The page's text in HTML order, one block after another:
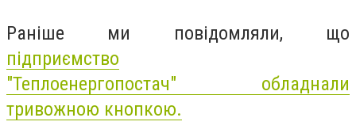
Раніше ми повідомляли, що
підприємство
"Теплоенергопостач" обладнали
тривожною кнопкою.